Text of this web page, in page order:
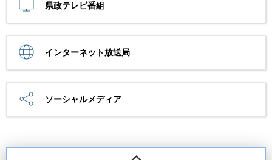
県政テレビ番組
インターネット放送局
ソーシャルメディア